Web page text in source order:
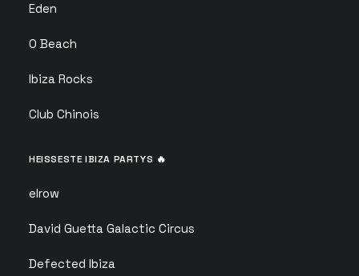
Eden
O Beach
Ibiza Rocks
Club Chinois
HEISSESTE IBIZA PARTYS 🔥
elrow
David Guetta Galactic Circus
Defected Ibiza